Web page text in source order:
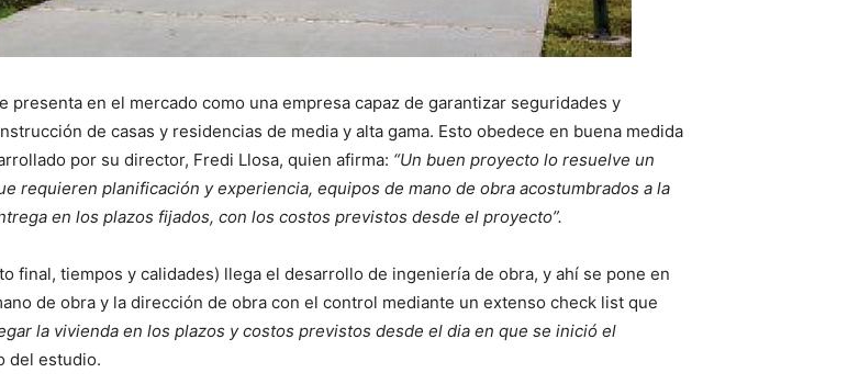
presenta en el mercado como una empresa capaz de garantizar seguridades y
de casas y residencias de media y alta gama. Esto obedece en buena medida
por su director, Fredi Llosa, quien afirma: “Un buen proyecto lo resuelve un
requieren planificación y experiencia, equipos de mano de obra acostumbrados a la
en los plazos fijados, con los costos previstos desde el proyecto”.
final, tiempos y calidades) llega el desarrollo de ingeniería de obra, y ahí se pone en
de obra y la dirección de obra con el control mediante un extenso check list que
la vivienda en los plazos y costos previstos desde el dia en que se inició el
del estudio.